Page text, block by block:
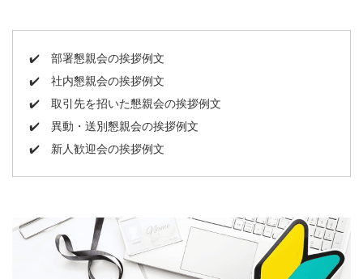
✔️ 部署懇親会の挨拶例文
✔️ 社内懇親会の挨拶例文
✔️ 取引先を招いた懇親会の挨拶例文
✔️ 異動・送別懇親会の挨拶例文
✔️ 新人歓迎会の挨拶例文